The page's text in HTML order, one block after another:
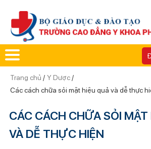
Trang chủ / Y Dược/
Các cách chữa sỏi mật hiệu quả và dễ thực
CÁC CÁCH CHỮA SỎI MẬT
VÀ DỄ THỰC HIỆN